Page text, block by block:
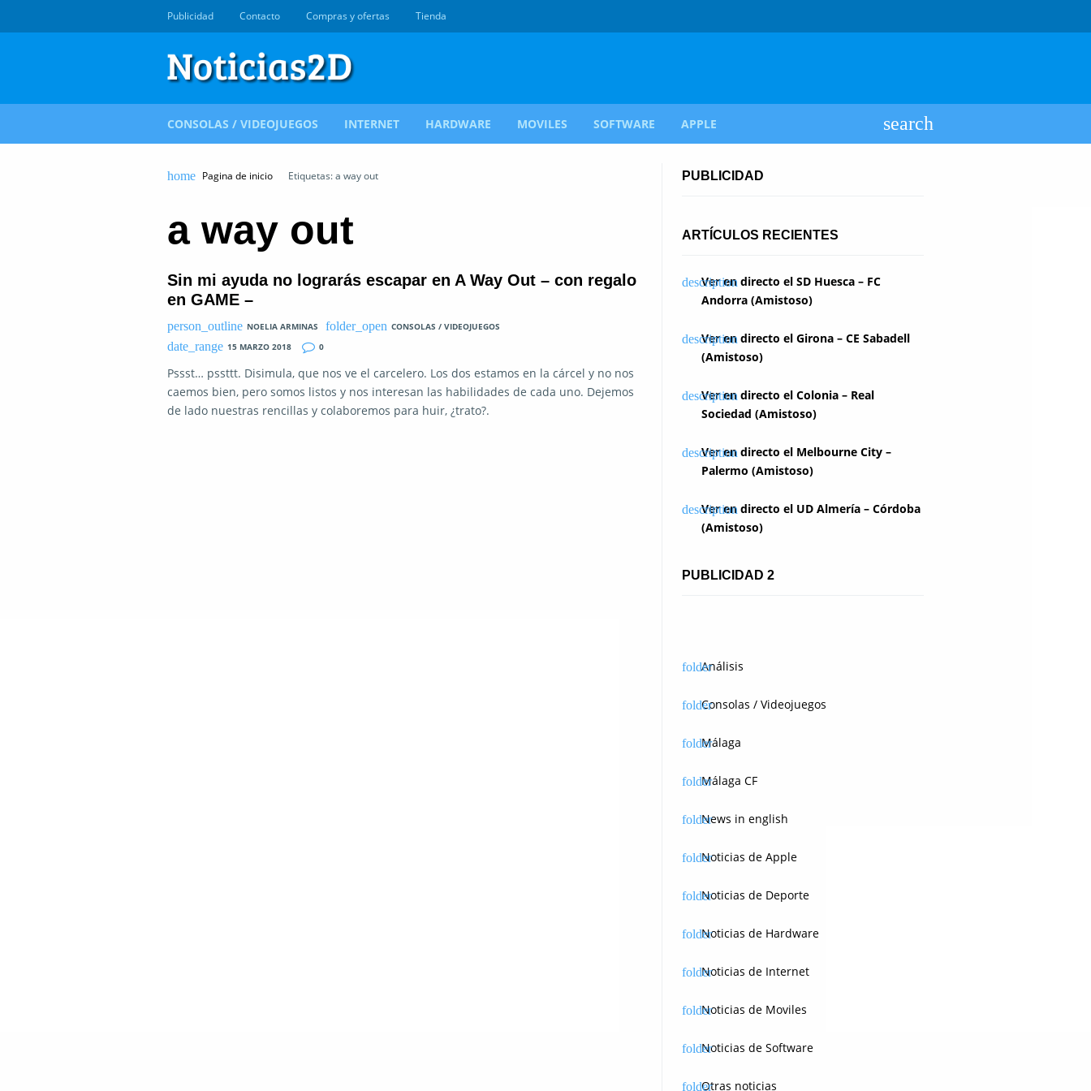
Publicidad Contacto Compras y ofertas Tienda
CONSOLAS / VIDEOJUEGOS INTERNET HARDWARE MOVILES SOFTWARE APPLE
Pagina de inicio Etiquetas: a way out
a way out
Sin mi ayuda no lograrás escapar en A Way Out – con regalo
en GAME –
NOELIA ARMINAS
CONSOLAS / VIDEOJUEGOS
15 MARZO 2018
0
Pssst… pssttt. Disimula, que nos ve el carcelero. Los dos estamos en la cárcel y no nos
caemos bien, pero somos listos y nos interesan las habilidades de cada uno. Dejemos
de lado nuestras rencillas y colaboremos para huir, ¿trato?.
PUBLICIDAD
ARTÍCULOS RECIENTES
Ver en directo el SD Huesca – FC
Andorra (Amistoso)
Ver en directo el Girona – CE Sabadell
(Amistoso)
Ver en directo el Colonia – Real
Sociedad (Amistoso)
Ver en directo el Melbourne City –
Palermo (Amistoso)
Ver en directo el UD Almería – Córdoba
(Amistoso)
PUBLICIDAD 2
Análisis
Consolas / Videojuegos
Málaga
Málaga CF
News in english
Noticias de Apple
Noticias de Deporte
Noticias de Hardware
Noticias de Internet
Noticias de Moviles
Noticias de Software
Otras noticias